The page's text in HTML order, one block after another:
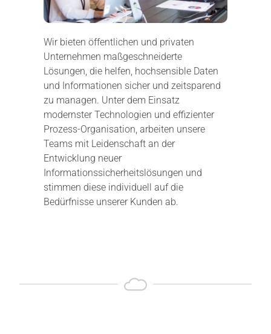
Wir bieten öffentlichen und privaten
Unternehmen maßgeschneiderte
Lösungen, die helfen, hochsensible Daten
und Informationen sicher und zeitsparend
zu managen. Unter dem Einsatz
modernster Technologien und effizienter
Prozess-Organisation, arbeiten unsere
Teams mit Leidenschaft an der
Entwicklung neuer
Informationssicherheitslösungen und
stimmen diese individuell auf die
Bedürfnisse unserer Kunden ab.